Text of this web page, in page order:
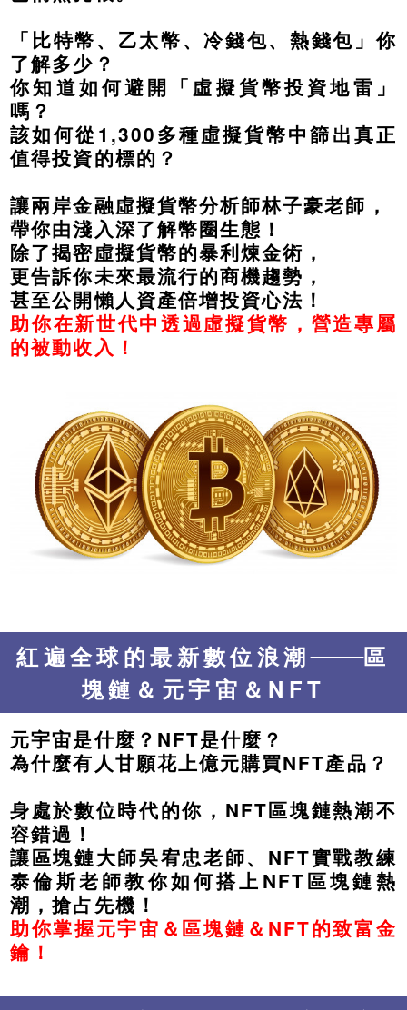
「比特幣、乙太幣、冷錢包、熱錢包」你
了解多少？
你知道如何避開「虛擬貨幣投資地雷」
嗎？
該如何從1,300多種虛擬貨幣中篩出真正
值得投資的標的？
讓兩岸金融虛擬貨幣分析師林子豪老師，
帶你由淺入深了解幣圈生態！
除了揭密虛擬貨幣的暴利煉金術，
更告訴你未來最流行的商機趨勢，
甚至公開懶人資產倍增投資心法！
助你在新世代中透過虛擬貨幣，營造專屬
的被動收入！
紅遍全球的最新數位浪潮
區
塊鏈＆元宇宙＆NFT
元宇宙是什麼？NFT是什麼？
為什麼有人甘願花上億元購買NFT產品？
身處於數位時代的你，NFT區塊鏈熱潮不
容錯過！
讓區塊鏈大師吳宥忠老師、NFT實戰教練
泰倫斯老師教你如何搭上NFT區塊鏈熱
潮，搶占先機！
助你掌握元宇宙＆區塊鏈＆NFT的致富金
鑰！